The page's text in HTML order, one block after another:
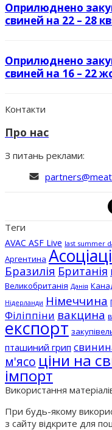
Оприлюднено
свиней на 22 – 28
Оприлюднено
свиней на 16 – 22
Контакти
Про нас
З питань реклами:
Теги
AVAC ASF Live last summer
Аргентина
Бразилія Британія
Великобританія Данія
Нідерланди Німеччина
Філіппіни вакцина
експорт
пташиний грип
м'ясо ціни на
імпорт
Використання
При будь-якому
з сайту відкрите для